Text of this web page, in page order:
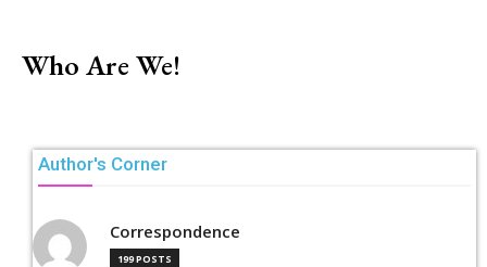
Who Are We!
Author's Corner
Correspondence
199 POSTS